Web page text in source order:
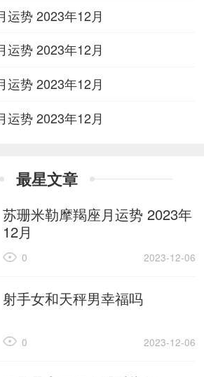
运势 2023年12月
运势 2023年12月
运势 2023年12月
运势 2023年12月
最星文章
苏珊米勒摩羯座月运势 2023年
12月
2023-12-06
0
射手女和天秤男幸福吗
2023-12-06
0